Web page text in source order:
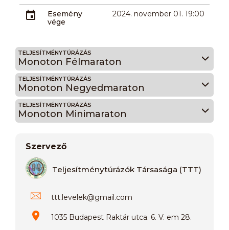
Esemény
vége
2024. november 01. 19:00
TELJESÍTMÉNYTÚRÁZÁS
Monoton Félmaraton
TELJESÍTMÉNYTÚRÁZÁS
Monoton Negyedmaraton
TELJESÍTMÉNYTÚRÁZÁS
Monoton Minimaraton
Szervező
Teljesítménytúrázók Társasága (TTT)
ttt.levelek@gmail.com
1035 Budapest Raktár utca. 6. V. em 28.